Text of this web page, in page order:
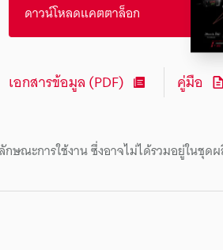
กษณะการใช้งาน ซึ่งอาจไม่ได้รวมอยู่ในชุ
ดาวน์โหลดแคตตาล็อก
เอกสารข้อมูล (PDF) คู่มือ